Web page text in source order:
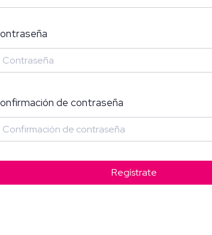
de contraseña
Regístrate